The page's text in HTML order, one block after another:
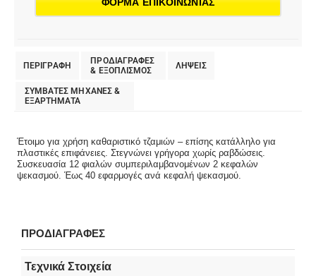
ΠΕΡΙΓΡΑΦΗ
ΠΡΟΔΙΑΓΡΑΦΕΣ
& EΞΟΠΛΙΣΜΟΣ
ΛΗΨΕΙΣ
ΣΥΜΒΑΤΕΣ ΜΗΧΑΝΕΣ &
ΕΞΑΡΤΗΜΑΤΑ
Έτοιμο για χρήση καθαριστικό τζαμιών – επίσης κατάλληλο για
πλαστικές επιφάνειες. Στεγνώνει γρήγορα χωρίς ραβδώσεις.
Συσκευασία 12 φιαλών συμπεριλαμβανομένων 2 κεφαλών
ψεκασμού. Έως 40 εφαρμογές ανά κεφαλή ψεκασμού.
ΠΡΟΔΙΑΓΡΑΦΕΣ
Τεχνικά Στοιχεία